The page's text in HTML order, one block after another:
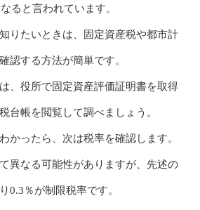
ると言われています。
りたいときは、固定資産税や都市計
認する方法が簡単です。
、役所で固定資産評価証明書を取得
台帳を閲覧して調べましょう。
かったら、次は税率を確認します。
異なる可能性がありますが、先述の
0.3％が制限税率です。